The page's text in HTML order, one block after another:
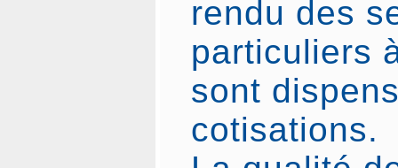
rendu des
particuliers
sont
cotisations.